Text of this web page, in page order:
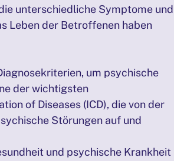
unterschiedliche Symptome und
Leben der Betroffenen haben
um psychische
der wichtigsten
of Diseases (ICD), die von der
Störungen auf und
und psychische Krankheit